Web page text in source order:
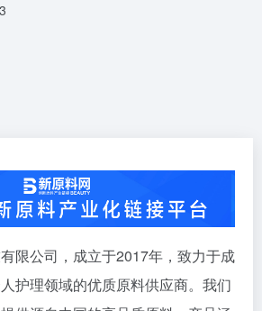
限公司，成立于2017年，致力于成
护理领域的优质原料供应商。我们